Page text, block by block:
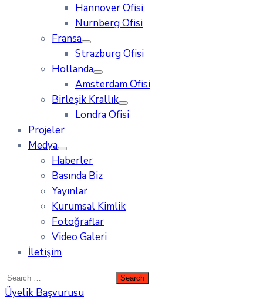
Hannover Ofisi
Nurnberg Ofisi
Fransa
Strazburg Ofisi
Hollanda
Amsterdam Ofisi
Birleşik Krallık
Londra Ofisi
Projeler
Medya
Haberler
Basında Biz
Yayınlar
Kurumsal Kimlik
Fotoğraflar
Video Galeri
İletişim
Üyelik Başvurusu